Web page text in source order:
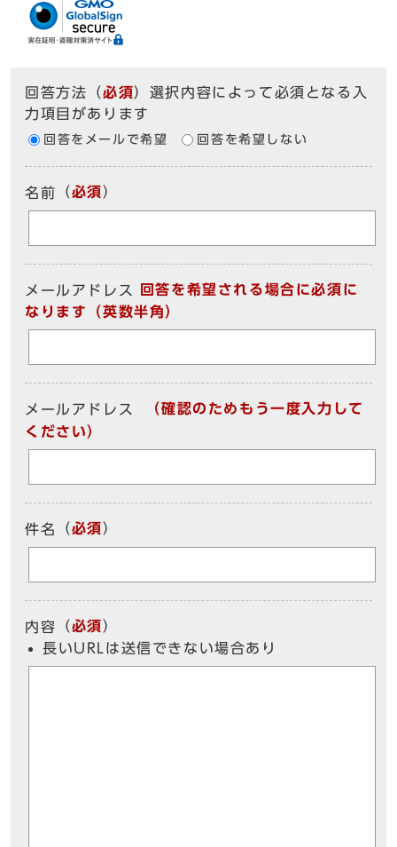
回答方法 （必須）選択内容によって必須となる入
力項目があります
回答をメールで希望 回答を希望しない
名前 （必須）
メールアドレス
回答を希望される場合に必須に
なります（英数半角）
メールアドレス
（確認のためもう一度入力して
ください）
件名 （必須）
内容 （必須）
長いURLは送信できない場合あり